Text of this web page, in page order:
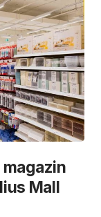
magazin
Mall